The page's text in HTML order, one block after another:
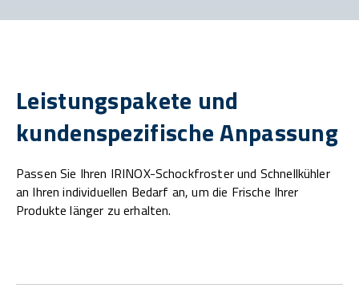
Leistungspakete und
kundenspezifische Anpassung
Passen Sie Ihren IRINOX-Schockfroster und Schnellkühler
an Ihren individuellen Bedarf an, um die Frische Ihrer
Produkte länger zu erhalten.